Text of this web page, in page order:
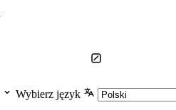
Wybierz język